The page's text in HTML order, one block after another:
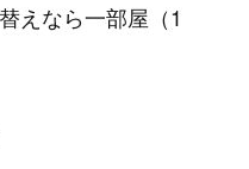
えなら一部屋（1